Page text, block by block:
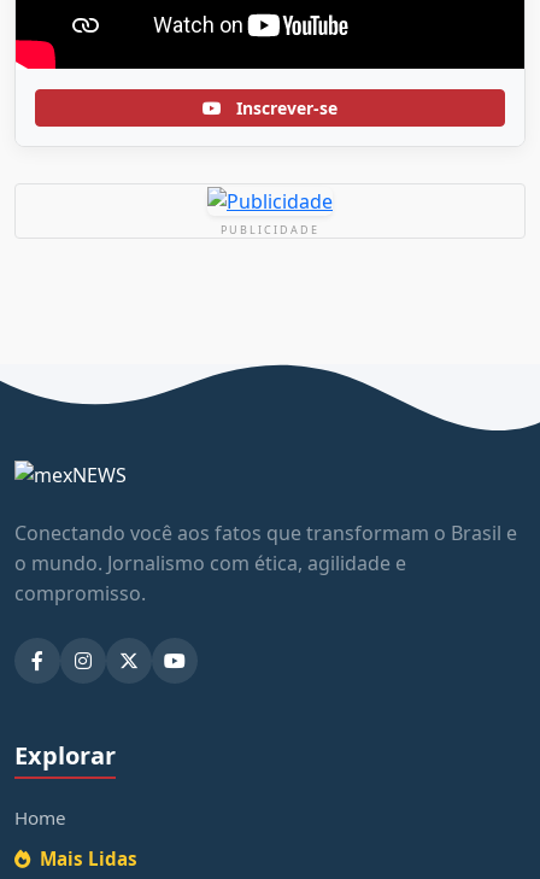
Inscrever-se
PUBLICIDADE
Conectando você aos fatos que transformam o Brasil e
o mundo. Jornalismo com ética, agilidade e
compromisso.
Explorar
Home
Mais Lidas